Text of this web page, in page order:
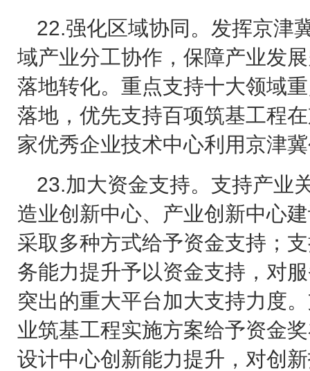
22.强化区域协同。发挥京津
域产业分工协作，保障产业发
落地转化。重点支持十大领域
落地，优先支持百项筑基工程
家优秀企业技术中心利用京津
23.加大资金支持。支持产业
造业创新中心、产业创新中心
采取多种方式给予资金支持；
务能力提升予以资金支持，对
突出的重大平台加大支持力度
业筑基工程实施方案给予资金
设计中心创新能力提升，对创